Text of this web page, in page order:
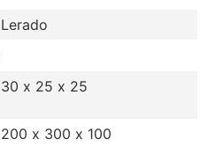
Lerado
30 х 25 х 25
200 х 300 х 100